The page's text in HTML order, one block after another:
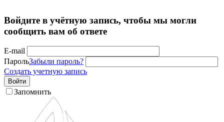
Войдите в учётную запись, чтобы мы могли
сообщить вам об ответе
E-mail
ПарольЗабыли пароль?
Создать учетную запись
Войти
Запомнить